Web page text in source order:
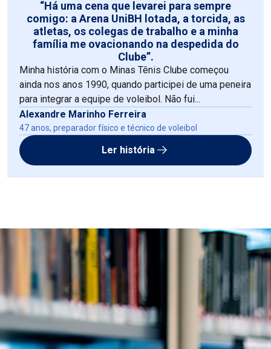
“Há uma cena que levarei para sempre
comigo: a Arena UniBH lotada, a torcida, as
atletas, os colegas de trabalho e a minha
família me ovacionando na despedida do
Clube”.
Minha história com o Minas Tênis Clube começou
ainda nos anos 1990, quando participei de uma peneira
para integrar a equipe de voleibol. Não fui...
Alexandre Marinho Ferreira
47 anos, preparador físico e técnico de voleibol
Ler história